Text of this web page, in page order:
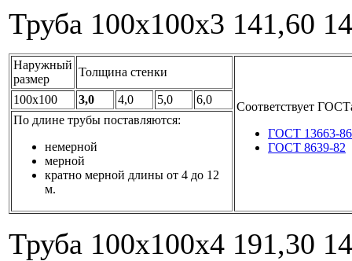
Труба 100x100x3 141,60
Наружный
размер
Толщина стенки
Соответствует
ГОСТ 13663-86
ГОСТ 8639-82
100x100 3,0 4,0 5,0
6,0
По длине трубы поставляются:
немерной
мерной
кратно мерной длины от 4 до 12
м.
Труба 100x100x4 191,30